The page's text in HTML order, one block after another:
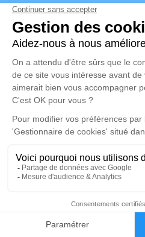
Faire-part
vos condoléances, partager
anecdote ou exprimer vos
poèmes ou des textes. Cet
d'expression dédié à honorer
OLEJNIK.
Un service de plantation
disponible ici.
Cérémonie religieuse
Eglise Notre-Dame de
2, Rue du Val